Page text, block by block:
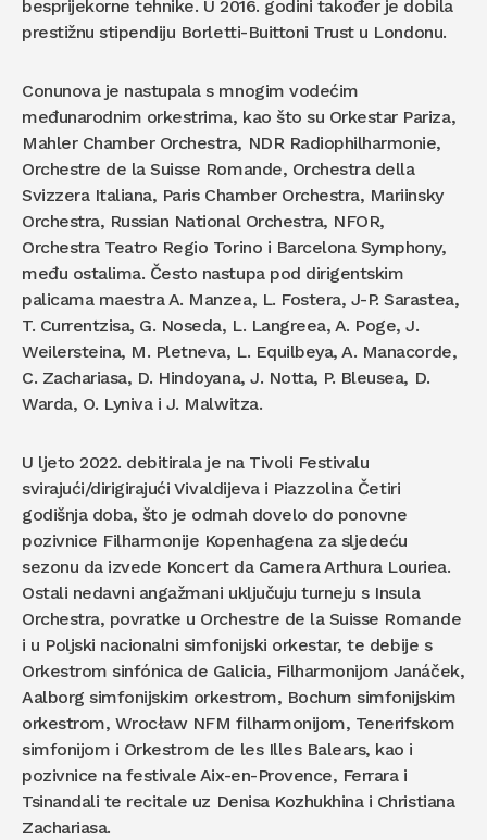
besprijekorne tehnike. U 2016. godini također je dobila
prestižnu stipendiju Borletti-Buittoni Trust u Londonu.
Conunova je nastupala s mnogim vodećim
međunarodnim orkestrima, kao što su Orkestar Pariza,
Mahler Chamber Orchestra, NDR Radiophilharmonie,
Orchestre de la Suisse Romande, Orchestra della
Svizzera Italiana, Paris Chamber Orchestra, Mariinsky
Orchestra, Russian National Orchestra, NFOR,
Orchestra Teatro Regio Torino i Barcelona Symphony,
među ostalima. Često nastupa pod dirigentskim
palicama maestra A. Manzea, L. Fostera, J-P. Sarastea,
T. Currentzisa, G. Noseda, L. Langreea, A. Poge, J.
Weilersteina, M. Pletneva, L. Equilbeya, A. Manacorde,
C. Zachariasa, D. Hindoyana, J. Notta, P. Bleusea, D.
Warda, O. Lyniva i J. Malwitza.
U ljeto 2022. debitirala je na Tivoli Festivalu
svirajući/dirigirajući Vivaldijeva i Piazzolina Četiri
godišnja doba, što je odmah dovelo do ponovne
pozivnice Filharmonije Kopenhagena za sljedeću
sezonu da izvede Koncert da Camera Arthura Louriea.
Ostali nedavni angažmani uključuju turneju s Insula
Orchestra, povratke u Orchestre de la Suisse Romande
i u Poljski nacionalni simfonijski orkestar, te debije s
Orkestrom sinfónica de Galicia, Filharmonijom Janáček,
Aalborg simfonijskim orkestrom, Bochum simfonijskim
orkestrom, Wrocław NFM filharmonijom, Tenerifskom
simfonijom i Orkestrom de les Illes Balears, kao i
pozivnice na festivale Aix-en-Provence, Ferrara i
Tsinandali te recitale uz Denisa Kozhukhina i Christiana
Zachariasa.